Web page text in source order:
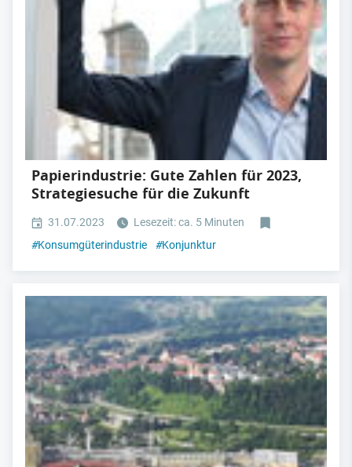
Papierindustrie: Gute Zahlen für 2023,
Strategiesuche für die Zukunft
31.07.2023
Lesezeit: ca. 5 Minuten
#Konsumgüterindustrie #Konjunktur